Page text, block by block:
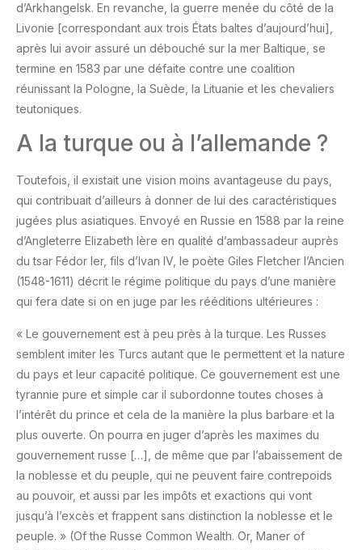
d’Arkhangelsk. En revanche, la guerre menée du côté de la
Livonie [correspondant aux trois États baltes d’aujourd’hui],
après lui avoir assuré un débouché sur la mer Baltique, se
termine en 1583 par une défaite contre une coalition
réunissant la Pologne, la Suède, la Lituanie et les chevaliers
teutoniques.
A la turque ou à l’allemande ?
Toutefois, il existait une vision moins avantageuse du pays,
qui contribuait d’ailleurs à donner de lui des caractéristiques
jugées plus asiatiques. Envoyé en Russie en 1588 par la reine
d’Angleterre Elizabeth Ière en qualité d’ambassadeur auprès
du tsar Fédor Ier, fils d’Ivan IV, le poète Giles Fletcher l’Ancien
(1548-1611) décrit le régime politique du pays d’une manière
qui fera date si on en juge par les rééditions ultérieures :
« Le gouvernement est à peu près à la turque. Les Russes
semblent imiter les Turcs autant que le permettent et la nature
du pays et leur capacité politique. Ce gouvernement est une
tyrannie pure et simple car il subordonne toutes choses à
l’intérêt du prince et cela de la manière la plus barbare et la
plus ouverte. On pourra en juger d’après les maximes du
gouvernement russe […], de même que par l’abaissement de
la noblesse et du peuple, qui ne peuvent faire contrepoids
au pouvoir, et aussi par les impôts et exactions qui vont
jusqu’à l’excès et frappent sans distinction la noblesse et le
peuple. » (Of the Russe Common Wealth. Or, Maner of